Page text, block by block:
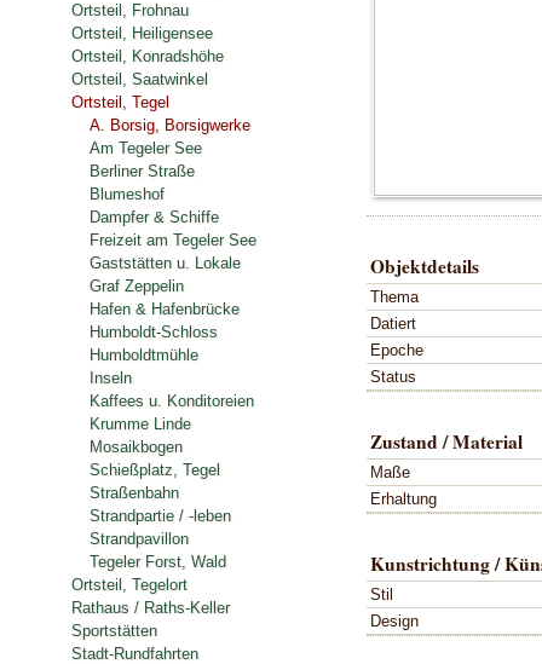
Objektdetails
Thema
Datiert
Epoche
Status
Zustand / Material
Maße
Erhaltung
Kunstrichtung /
Stil
Design
Ortsteil, Frohnau
Ortsteil, Heiligensee
Ortsteil, Konradshöhe
Ortsteil, Saatwinkel
Ortsteil, Tegel
A. Borsig, Borsigwerke
Am Tegeler See
Berliner Straße
Blumeshof
Dampfer & Schiffe
Freizeit am Tegeler See
Gaststätten u. Lokale
Graf Zeppelin
Hafen & Hafenbrücke
Humboldt-Schloss
Humboldtmühle
Inseln
Kaffees u. Konditoreien
Krumme Linde
Mosaikbogen
Schießplatz, Tegel
Straßenbahn
Strandpartie / -leben
Strandpavillon
Tegeler Forst, Wald
Ortsteil, Tegelort
Rathaus / Raths-Keller
Sportstätten
Stadt-Rundfahrten